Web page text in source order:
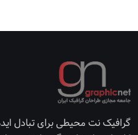
گرافیک نت محیطی برای تبادل